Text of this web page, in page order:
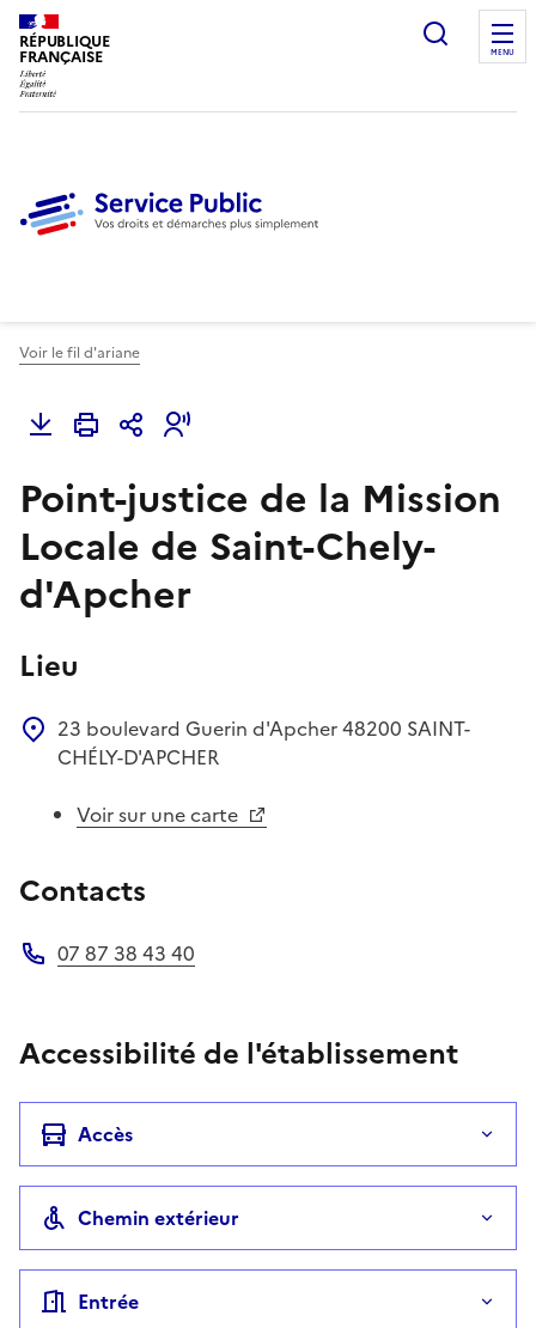
RÉPUBLIQUE
FRANÇAISE
Ouvrir
MENU
Voir le fil d'ariane
Point-justice de la Mission
Locale de Saint-Chely-
d'Apcher
Lieu
23 boulevard Guerin d'Apcher48200 SAINT-
CHÉLY-D'APCHER
Voir sur une carte
Contacts
07 87 38 43 40
Accessibilité de l'établissement
Accès
Chemin extérieur
Entrée